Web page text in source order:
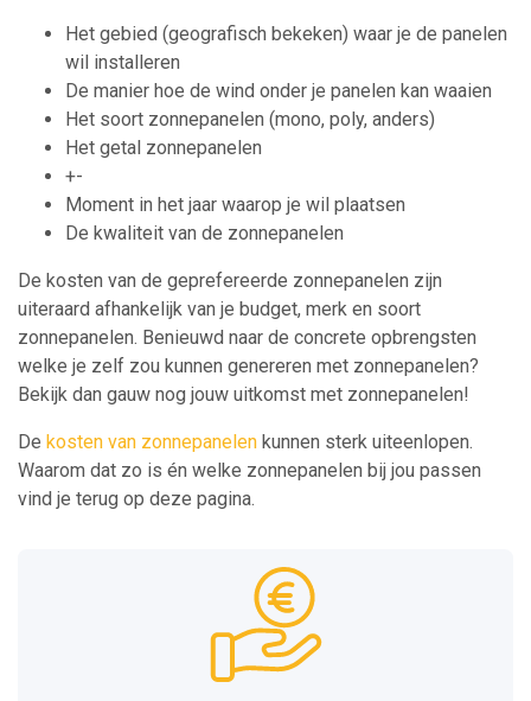
Het gebied (geografisch bekeken) waar je de panelen
wil installeren
De manier hoe de wind onder je panelen kan waaien
Het soort zonnepanelen (mono, poly, anders)
Het getal zonnepanelen
+-
Moment in het jaar waarop je wil plaatsen
De kwaliteit van de zonnepanelen
De kosten van de geprefereerde zonnepanelen zijn
uiteraard afhankelijk van je budget, merk en soort
zonnepanelen. Benieuwd naar de concrete opbrengsten
welke je zelf zou kunnen genereren met zonnepanelen?
Bekijk dan gauw nog jouw uitkomst met zonnepanelen!
De kosten van zonnepanelen kunnen sterk uiteenlopen.
Waarom dat zo is én welke zonnepanelen bij jou passen
vind je terug op deze pagina.